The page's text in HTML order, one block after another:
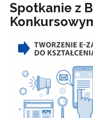
Spotkanie z